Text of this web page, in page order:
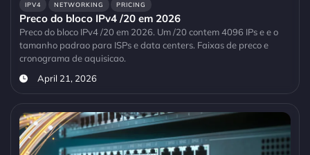
IPV4 NETWORKING PRICING
Preco do bloco IPv4 /20 em 2026
Preco do bloco IPv4 /20 em 2026. Um /20 contem 4096 IPs e e o
tamanho padrao para ISPs e data centers. Faixas de preco e
cronograma de aquisicao.
April 21, 2026